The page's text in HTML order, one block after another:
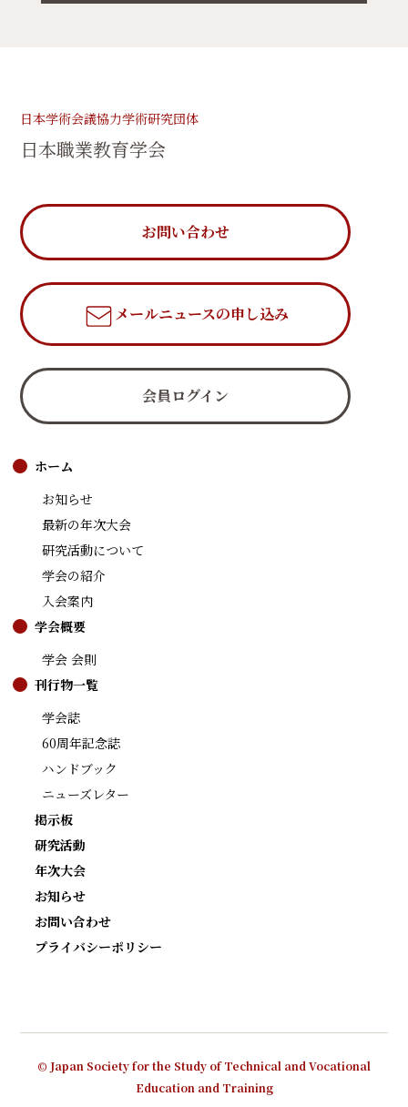
日本学術会議協力学術研究団体
日本職業教育学会
お問い合わせ
メールニュースの申し込み
会員ログイン
ホーム
お知らせ
最新の年次大会
研究活動について
学会の紹介
入会案内
学会概要
学会 会則
刊行物一覧
学会誌
60周年記念誌
ハンドブック
ニューズレター
掲示板
研究活動
年次大会
お知らせ
お問い合わせ
プライバシーポリシー
© Japan Society for the Study of Technical and Vocational
Education and Training